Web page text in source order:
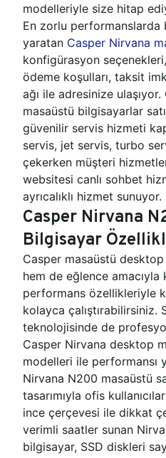
modelleriyle size hitap
En zorlu performanslarda
yaratan Casper Nirvana
konfigürasyon
ödeme koşulları, taksit
ağı ile adresinize
masaüstü bilgisayarlar
güvenilir servis hizmeti
servis, jet servis, turbo
çekerken müşteri
websitesi canlı sohbet
ayrıcalıklı hizmet sunuyor.
Casper Nirvana
Bilgisayar
Casper masaüstü
hem de eğlence
performans özellikleriyle
kolayca çalıştırabilirsiniz.
teknolojisinde de
Casper Nirvana desktop
modelleri ile performansı
Nirvana N200 masaüstü
tasarımıyla ofis
ince çerçevesi ile dikkat
verimli saatler sunan
bilgisayar, SSD diskleri